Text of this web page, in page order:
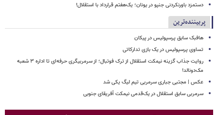
دستمزد باورنکردنی جنپو در یونان؛ یک‌هفتم قرارداد با استقلال!
پربیننده‌ترین
هافبک سابق پرسپولیس در پیکان
تساوی پرسپولیس در یک بازی تدارکاتی
روایت جذاب گزینه نیمکت استقلال از ترک فوتبال؛ از سرمربیگری حرفه‌ای تا اداره ۳ شعبه
مک‌دونالد!
عکس | مجتبی جباری سرمربی تیم لیگ یکی شد
سرمربی سابق استقلال در یک‌قدمی نیمکت آفریقای جنوبی